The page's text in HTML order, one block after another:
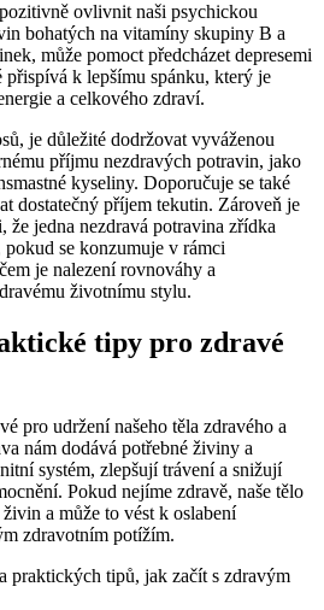
ovlivnit naši psychickou
bohatých na vitamíny skupiny B a
může pomoct předcházet depresemi
přispívá k lepšímu spánku, který je
a celkového zdraví.
je důležité dodržovat vyváženou
příjmu nezdravých potravin, jako
kyseliny. Doporučuje se také
dostatečný příjem tekutin. Zároveň je
že jedna nezdravá potravina zřídka
se konzumuje v rámci
je nalezení rovnováhy a
životnímu stylu.
tipy pro zdravé
pro udržení našeho těla zdravého a
nám dodává potřebné živiny a
systém, zlepšují trávení a snižují
Pokud nejíme zdravě, naše tělo
a může to vést k oslabení
zdravotním potížím.
praktických tipů, jak začít s zdravým